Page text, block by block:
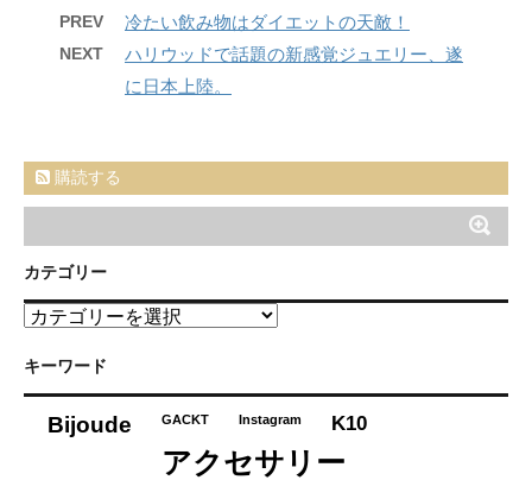
PREV 冷たい飲み物はダイエットの天敵！
NEXT
ハリウッドで話題の新感覚ジュエリー、遂
に日本上陸。
購読する
カテゴリー
カ
ゴ
キーワード
Bijoude GACKT Instagram K10
アクセサリー